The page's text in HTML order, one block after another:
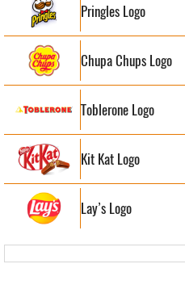
Pringles Logo
Chupa Chups Logo
Toblerone Logo
Kit Kat Logo
Lay’s Logo